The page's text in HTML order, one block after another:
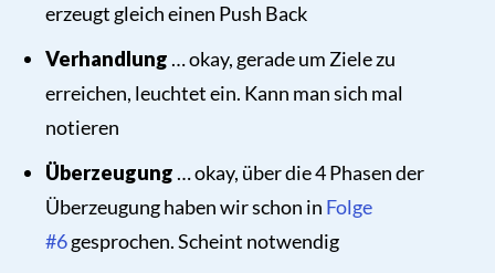
erzeugt gleich einen Push Back
Verhandlung … okay, gerade um Ziele zu
erreichen, leuchtet ein. Kann man sich mal
notieren
Überzeugung … okay, über die 4 Phasen der
Überzeugung haben wir schon in Folge
#6gesprochen. Scheint notwendig